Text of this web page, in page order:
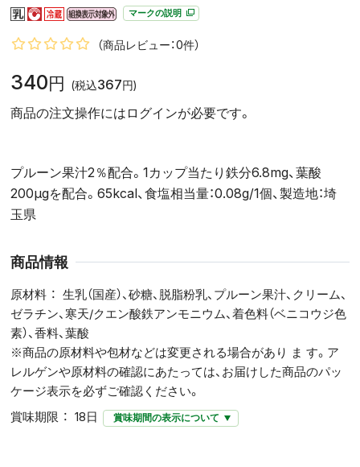
マークの説明
（商品レビュー：0件）
340円 (税込367円)
商品の注文操作にはログインが必要です。
プルーン果汁2％配合。1カップ当たり鉄分6.8mg、葉酸
200μgを配合。65kcal、食塩相当量：0.08g/1個、製造地：埼
玉県
商品情報
原材料
生乳（国産）、砂糖、脱脂粉乳、プルーン果汁、クリーム、
ゼラチン、寒天/クエン酸鉄アンモニウム、着色料（ベニコウジ色
素）、香料、葉酸
※商品の原材料や包材などは変更される場合があり ま す。ア
レルゲンや原材料の確認にあたっては、お届けした商品のパッ
ケージ表示を必ずご確認ください。
賞味期限
18日 賞味期間の表示について